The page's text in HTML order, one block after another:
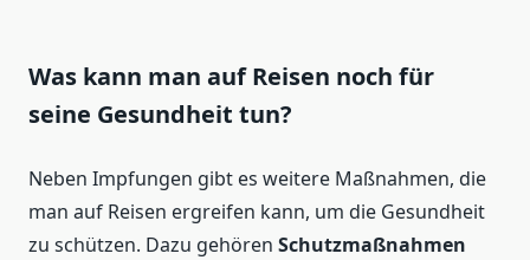
Was kann man auf Reisen noch für
seine Gesundheit tun?
Neben Impfungen gibt es weitere Maßnahmen, die
man auf Reisen ergreifen kann, um die Gesundheit
zu schützen. Dazu gehören Schutzmaßnahmen